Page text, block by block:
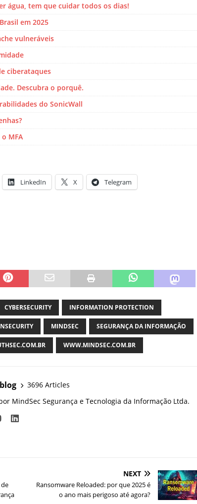
água, tem que cuidar todos os dias!
em 2025
vulneráveis
ciberataques
Descubra o porquê.
do SonicWall
MFA
LinkedIn X Telegram
CYBERSECURITY INFORMATION PROTECTION
MINDSEC SEGURANÇA DA INFORMAÇÃO
WWW.MINDSEC.COM.BR
3696 Articles
MindSec Segurança e Tecnologia da Informação Ltda.
NEXT
Ransomware Reloaded: por que 2025 é
o ano mais perigoso até agora?